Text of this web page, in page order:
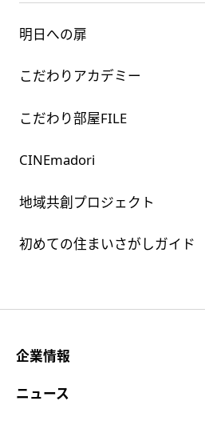
明日への扉
こだわりアカデミー
こだわり部屋FILE
CINEmadori
地域共創プロジェクト
初めての住まいさがしガイド
企業情報
ニュース